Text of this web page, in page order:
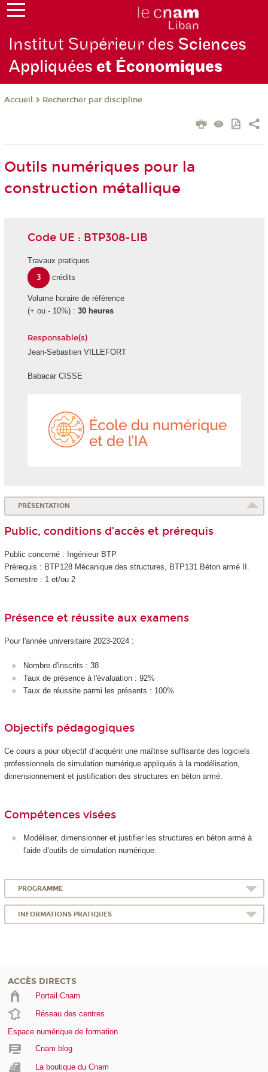
Institut Supérieur des Sciences
Appliquéeset Économiques
Accueil Rechercher par discipline
Outils numériques pour la
construction métallique
Code UE : BTP308-LIB
Travaux pratiques
3
crédits
Volume horaire de référence
(+ ou - 10%) : 30 heures
Responsable(s)
Jean-Sebastien VILLEFORT
Babacar CISSE
PRÉSENTATION
Public, conditions d’accès et prérequis
Public concerné : Ingénieur BTP
Prérequis : BTP128 Mécanique des structures, BTP131 Béton armé II.
Semestre : 1 et/ou 2
Présence et réussite aux examens
Pour l'année universitaire 2023-2024 :
Nombre d'inscrits : 38
Taux de présence à l'évaluation : 92%
Taux de réussite parmi les présents : 100%
Objectifs pédagogiques
Ce cours a pour objectif d’acquérir une maîtrise suffisante des logiciels
professionnels de simulation numérique appliqués à la modélisation,
dimensionnement et justification des structures en béton armé.
Compétences visées
Modéliser, dimensionner et justifier les structures en béton armé à
l'aide d’outils de simulation numérique.
PROGRAMME
INFORMATIONS PRATIQUES
ACCÈS DIRECTS
Portail Cnam
Réseau des centres
Espace numérique de formation
Cnam blog
La boutique du Cnam